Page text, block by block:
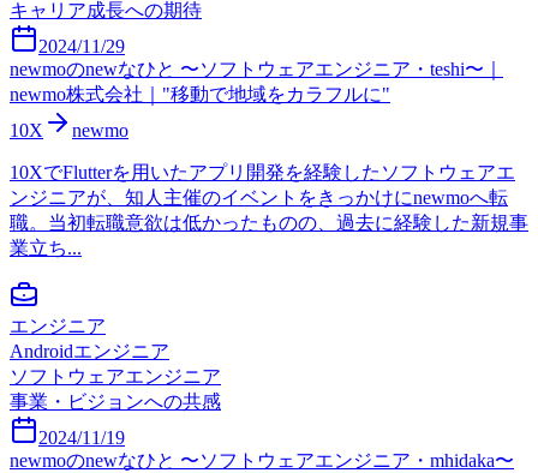
キャリア成長への期待
2024/11/29
newmoのnewなひと 〜ソフトウェアエンジニア・teshi〜｜
newmo株式会社｜"移動で地域をカラフルに"
10X
newmo
10XでFlutterを用いたアプリ開発を経験したソフトウェアエ
ンジニアが、知人主催のイベントをきっかけにnewmoへ転
職。当初転職意欲は低かったものの、過去に経験した新規事
業立ち...
エンジニア
Androidエンジニア
ソフトウェアエンジニア
事業・ビジョンへの共感
2024/11/19
newmoのnewなひと 〜ソフトウェアエンジニア・mhidaka〜